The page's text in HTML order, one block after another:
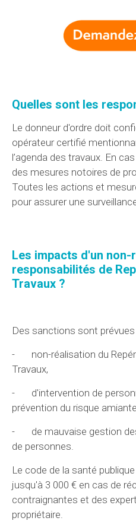
Quelles sont les
Le donneur d'ordre doit
opérateur certifié
l’agenda des travaux. En
des mesures notoires de
Toutes les actions et
pour assurer une
Les impacts d'un
responsabilités de
Travaux ?
Des sanctions sont
- non-réalisation du
Travaux,
- d'intervention de
prévention du risque
- de mauvaise gestion
de personnes.
Le code de la santé
jusqu'à 3 000 € en cas de
contraignantes et des
propriétaire.